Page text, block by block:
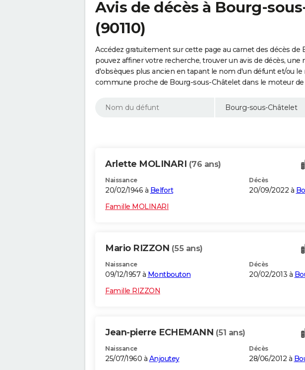
Avis de décès à Bourg-
(90110)
Accédez gratuitement sur cette page au carnet des décès de
pouvez affiner votre recherche, trouver un avis de décès, une
d'obsèques plus ancien en tapant le nom d'un défunt et/ou le
commune proche de Bourg-sous-Châtelet dans le moteur
Arlette MOLINARI (76 ans)
Naissance
20/02/1946 à Belfort
Décès
20/09/2022 à
Famille MOLINARI
Mario RIZZON (55 ans)
Naissance
09/12/1957 à Montbouton
Décès
20/02/2013 à
Famille RIZZON
Jean-pierre ECHEMANN (51 ans)
Naissance
25/07/1960 à Anjoutey
Décès
28/06/2012 à